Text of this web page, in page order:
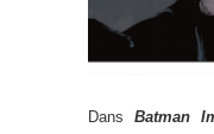
Dans Batman